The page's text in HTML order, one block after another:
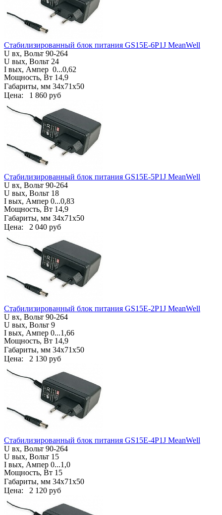
Стабилизированный блок питания GS15E-6P1J MeanWell
U вх, Вольт 90-264
U вых, Вольт 24
I вых, Ампер 0...0,62
Мощность, Вт 14,9
Габариты, мм 34х71х50
Цена: 1 860 руб
Стабилизированный блок питания GS15E-5P1J MeanWell
U вх, Вольт 90-264
U вых, Вольт 18
I вых, Ампер 0...0,83
Мощность, Вт 14,9
Габариты, мм 34х71х50
Цена: 2 040 руб
Стабилизированный блок питания GS15E-2P1J MeanWell
U вх, Вольт 90-264
U вых, Вольт 9
I вых, Ампер 0...1,66
Мощность, Вт 14,9
Габариты, мм 34х71х50
Цена: 2 130 руб
Стабилизированный блок питания GS15E-4P1J MeanWell
U вх, Вольт 90-264
U вых, Вольт 15
I вых, Ампер 0...1,0
Мощность, Вт 15
Габариты, мм 34х71х50
Цена: 2 120 руб